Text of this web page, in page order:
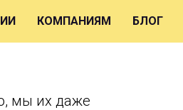
КОМПАНИЯМ БЛОГ
мы их даже